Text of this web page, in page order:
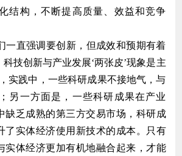
结构，不断提高质量、效益和竞争
直强调要创新，但成效和预期有着
技创新与产业发展‘两张皮’现象是主
实践中，一些科研成果不接地气，与
另一方面是，一些科研成果在产业
缺乏成熟的第三方交易市场，科研成
了实体经济使用新技术的成本。只有
实体经济更加有机地融合起来，才能